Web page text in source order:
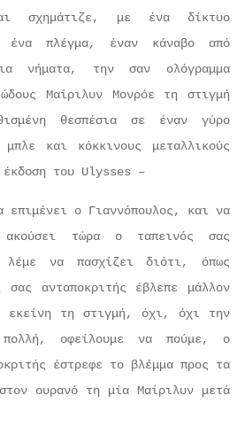
σχημάτιζε, με ένα δίκτυο
ένα πλέγμα, έναν κάναβο από
νήματα, την σαν ολόγραμμα
Μαίριλυν Μονρόε τη στιγμή
θεσπέσια σε έναν γύρο
και κόκκινους μεταλλικούς
του Ulysses –
ο Γιαννόπουλος, και να
τώρα ο ταπεινός σας
λέμε να πασχίζει διότι, όπως
ανταποκριτής έβλεπε μάλλον
εκείνη τη στιγμή, όχι, όχι την
οφείλουμε να πούμε, ο
έστρεφε το βλέμμα προς τα
ουρανό τη μία Μαίριλυν μετά